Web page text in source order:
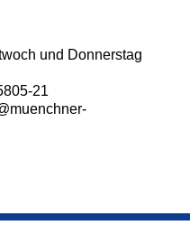
und Donnerstag
21